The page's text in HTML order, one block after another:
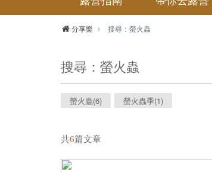
分享樂 搜尋：螢火蟲
搜尋： 螢火蟲
螢火蟲(6) 螢火蟲季(1)
共6篇文章